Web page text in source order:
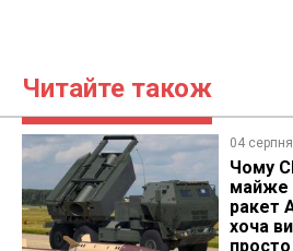
Читайте також
04
Чому
майже
ракет
хоча